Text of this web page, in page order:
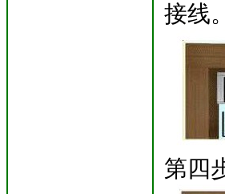
接线
第四